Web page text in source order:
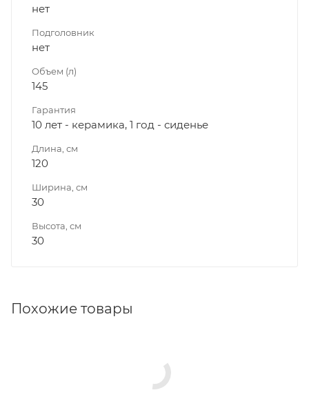
нет
Подголовник
нет
Объем (л)
145
Гарантия
10 лет - керамика, 1 год - сиденье
Длина, см
120
Ширина, см
30
Высота, см
30
Похожие товары